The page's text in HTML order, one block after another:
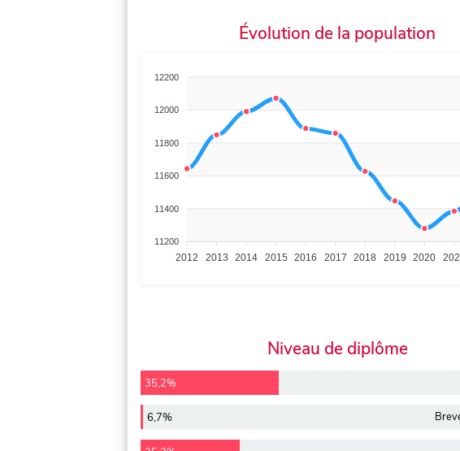
Évolution de la population
12200
12000
11800
11600
11400
11200
2012 2013 2014 2015 2016 2017 2018 2019 2020
Niveau de diplôme
35,2%
6,7%